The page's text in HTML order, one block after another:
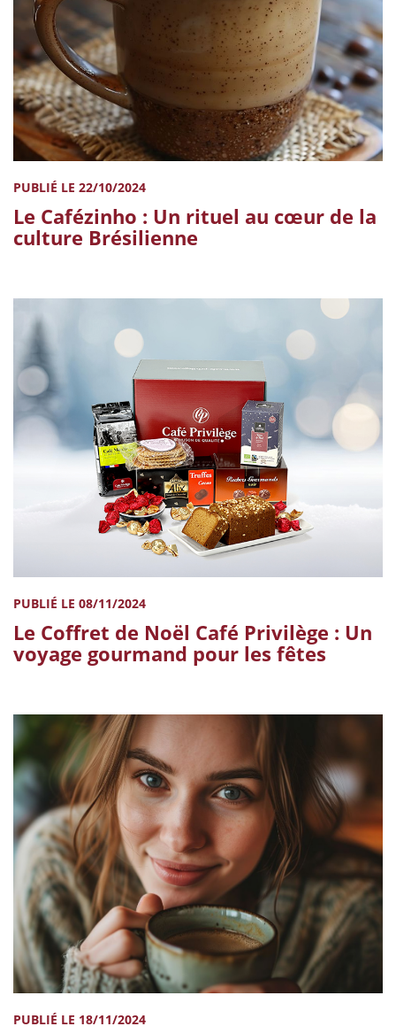
PUBLIÉ LE 22/10/2024
Le Cafézinho : Un rituel au cœur de la
culture Brésilienne
PUBLIÉ LE 08/11/2024
Le Coffret de Noël Café Privilège : Un
voyage gourmand pour les fêtes
PUBLIÉ LE 18/11/2024